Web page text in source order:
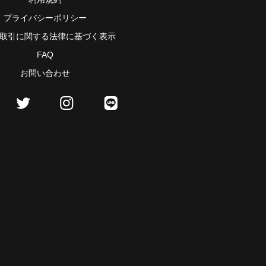
プライバシーポリシー
引に関する法律に基づく表示
FAQ
お問い合わせ